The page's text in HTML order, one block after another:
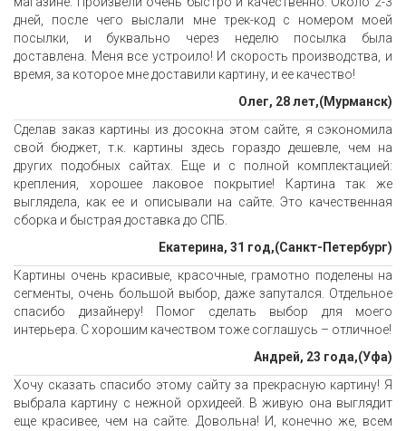
дней, после чего выслали мне трек-код с номером моей
посылки, и буквально через неделю посылка была
доставлена. Меня все устроило! И скорость производства, и
время, за которое мне доставили картину, и ее качество!
Олег, 28 лет,(Мурманск)
Сделав заказ картины из досокна этом сайте, я сэкономила
свой бюджет, т.к. картины здесь гораздо дешевле, чем на
других подобных сайтах. Еще и с полной комплектацией:
крепления, хорошее лаковое покрытие! Картина так же
выглядела, как ее и описывали на сайте. Это качественная
сборка и быстрая доставка до СПБ.
Екатерина, 31 год,(Санкт-Петербург)
Картины очень красивые, красочные, грамотно поделены на
сегменты, очень большой выбор, даже запутался. Отдельное
спасибо дизайнеру! Помог сделать выбор для моего
интерьера. С хорошим качеством тоже соглашусь – отличное!
Андрей, 23 года,(Уфа)
Хочу сказать спасибо этому сайту за прекрасную картину! Я
выбрала картину с нежной орхидеей. В живую она выглядит
еще красивее, чем на сайте. Довольна! И, конечно же, всем